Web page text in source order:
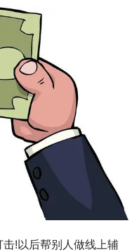
!以后帮别人做线上辅